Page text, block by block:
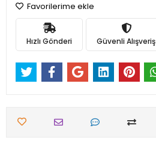
Favorilerime ekle
Hızlı Gönderi Güvenli Alışveriş